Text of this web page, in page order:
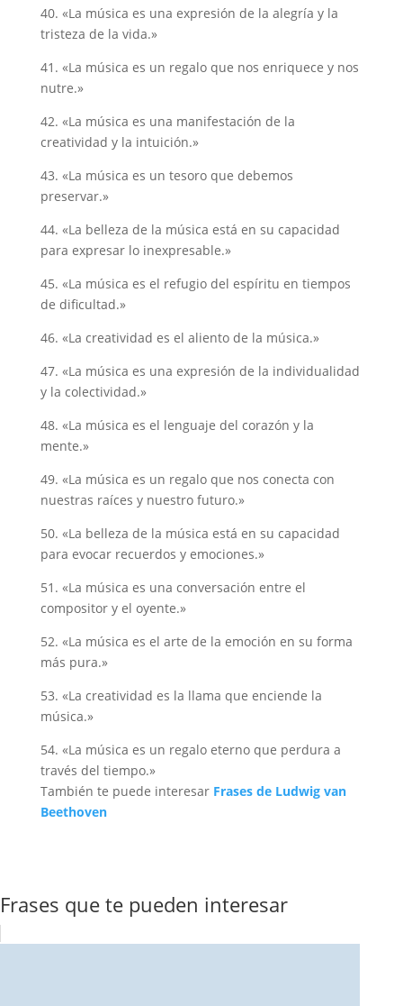
40. «La música es una expresión de la alegría y la
tristeza de la vida.»
41. «La música es un regalo que nos enriquece y nos
nutre.»
42. «La música es una manifestación de la
creatividad y la intuición.»
43. «La música es un tesoro que debemos
preservar.»
44. «La belleza de la música está en su capacidad
para expresar lo inexpresable.»
45. «La música es el refugio del espíritu en tiempos
de dificultad.»
46. «La creatividad es el aliento de la música.»
47. «La música es una expresión de la individualidad
y la colectividad.»
48. «La música es el lenguaje del corazón y la
mente.»
49. «La música es un regalo que nos conecta con
nuestras raíces y nuestro futuro.»
50. «La belleza de la música está en su capacidad
para evocar recuerdos y emociones.»
51. «La música es una conversación entre el
compositor y el oyente.»
52. «La música es el arte de la emoción en su forma
más pura.»
53. «La creatividad es la llama que enciende la
música.»
54. «La música es un regalo eterno que perdura a
través del tiempo.»
También te puede interesar Frases de Ludwig van
Beethoven
Frases que te pueden interesar